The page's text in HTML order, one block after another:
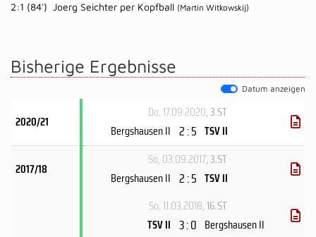
2:1 (84') Joerg Seichter per Kopfball (Martin Witkowskij)
Bisherige Ergebnisse
Datum anzeigen
2020/21
Do, 17.09.2020, 3.ST
Bergshausen II 2 : 5 TSV II
2017/18
So, 03.09.2017, 3.ST
Bergshausen II 2 : 5 TSV II
So, 11.03.2018, 16.ST
TSV II 3 : 0 Bergshausen II